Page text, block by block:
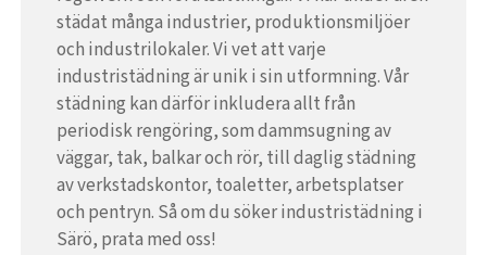
städat många industrier, produktionsmiljöer
och industrilokaler. Vi vet att varje
industristädning är unik i sin utformning. Vår
städning kan därför inkludera allt från
periodisk rengöring, som dammsugning av
väggar, tak, balkar och rör, till daglig städning
av verkstadskontor, toaletter, arbetsplatser
och pentryn. Så om du söker industristädning i
Särö, prata med oss!